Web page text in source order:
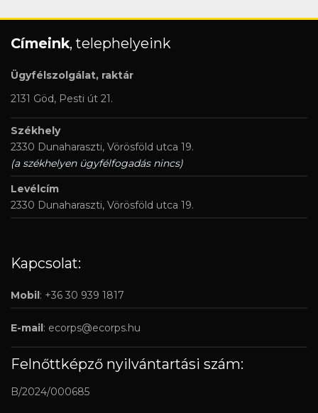
Címeink, telephelyeink
Ügyfélszolgálat, raktár
2131 Göd, Pesti út 21.
Székhely
2330 Dunaharaszti, Vörösföld utca 19.
(a székhelyen ügyfélfogadás nincs)
Levélcím
2330 Dunaharaszti, Vörösföld utca 19.
Kapcsolat:
Mobil: +36 30 939 1817
E-mail: ecorps@ecorps.hu
Felnőttképző nyilvántartási szám:
B/2024/000685